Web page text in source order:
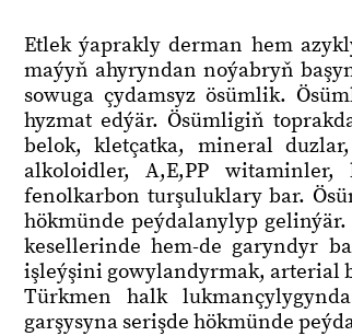
Etlek ýaprakly derman hem
maýyň ahyryndan noýabryň
sowuga çydamsyz ösümlik.
hyzmat edýär. Ösümligiň
belok, kletçatka, mineral
alkoloidler, A,E,PP
fenolkarbon turşuluklary bar.
hökmünde peýdalanylyp
kesellerinde hem-de garyndyr
işleýşini gowylandyrmak, arterial
Türkmen halk
garşysyna serişde hökmünde